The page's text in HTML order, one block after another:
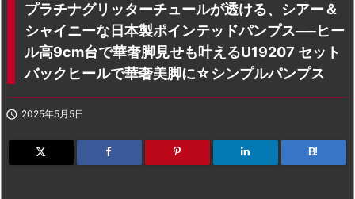
プラチナグリッターチュールが透ける、シアー＆
シャイニーな日本製ポインテッドパンプス──ヒー
ル高9cm台で華奢脚見せも叶えるU19207 セット
バックヒールで華奢美脚に☆シンプルパンプス
 2025年5月5日
B!